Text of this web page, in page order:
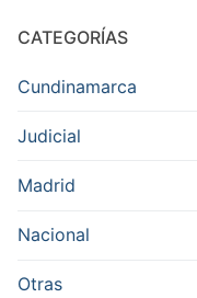
CATEGORÍAS
Cundinamarca
Judicial
Madrid
Nacional
Otras